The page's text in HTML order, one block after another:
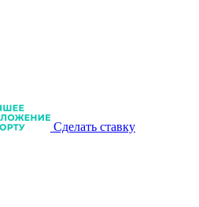
Сделать ставку